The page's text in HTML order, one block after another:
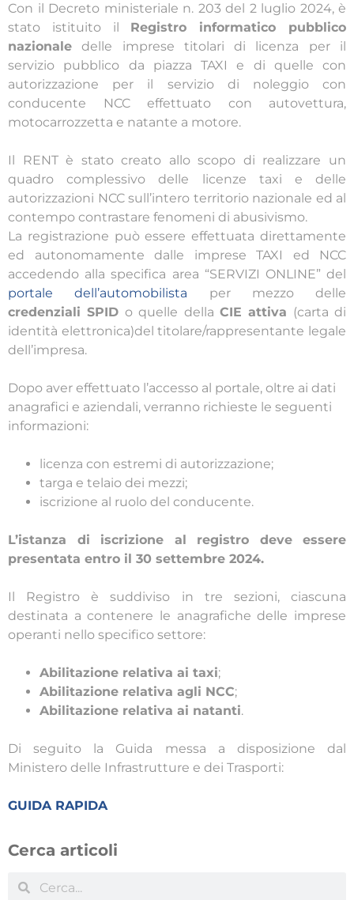
Con il Decreto ministeriale n. 203 del 2 luglio 2024, è
stato istituito il Registro informatico pubblico
nazionale delle imprese titolari di licenza per il
servizio pubblico da piazza TAXI e di quelle con
autorizzazione per il servizio di noleggio con
conducente NCC effettuato con autovettura,
motocarrozzetta e natante a motore.
Il RENT è stato creato allo scopo di realizzare un
quadro complessivo delle licenze taxi e delle
autorizzazioni NCC sull’intero territorio nazionale ed al
contempo contrastare fenomeni di abusivismo.
La registrazione può essere effettuata direttamente
ed autonomamente dalle imprese TAXI ed NCC
accedendo alla specifica area “SERVIZI ONLINE” del
portale dell’automobilista per mezzo delle
credenziali SPID o quelle della CIE attiva (carta di
identità elettronica)del titolare/rappresentante legale
dell’impresa.
Dopo aver effettuato l’accesso al portale, oltre ai dati
anagrafici e aziendali, verranno richieste le seguenti
informazioni:
licenza con estremi di autorizzazione;
targa e telaio dei mezzi;
iscrizione al ruolo del conducente.
L’istanza di iscrizione al registro deve essere
presentata entro il 30 settembre 2024.
Il Registro è suddiviso in tre sezioni, ciascuna
destinata a contenere le anagrafiche delle imprese
operanti nello specifico settore:
Abilitazione relativa ai taxi;
Abilitazione relativa agli NCC;
Abilitazione relativa ai natanti.
Di seguito la Guida messa a disposizione dal
Ministero delle Infrastrutture e dei Trasporti:
GUIDA RAPIDA
Cerca articoli